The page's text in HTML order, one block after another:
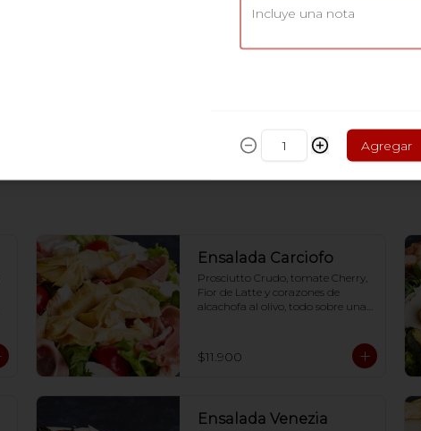
$4.900
Ensalada Carciofo
Prosciutto Crudo, tomate Cherry,
Fior de Latte y corazones de
alcachofa al olivo, todo sobre una
a Aceite de oliva, aceto balsámico,
mostaza y miel.-
$11.900
Ensalada Venezia
Agregar